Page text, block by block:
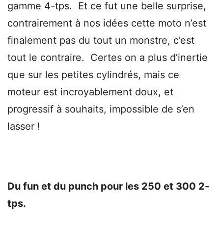
gamme 4-tps. Et ce fut une belle surprise,
contrairement à nos idées cette moto n’est
finalement pas du tout un monstre, c’est
tout le contraire. Certes on a plus d’inertie
que sur les petites cylindrés, mais ce
moteur est incroyablement doux, et
progressif à souhaits, impossible de s’en
lasser !
Du fun et du punch pour les 250 et 300 2-
tps.